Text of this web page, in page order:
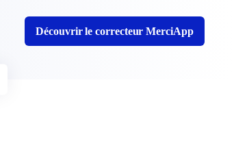
Découvrir le correcteur MerciApp